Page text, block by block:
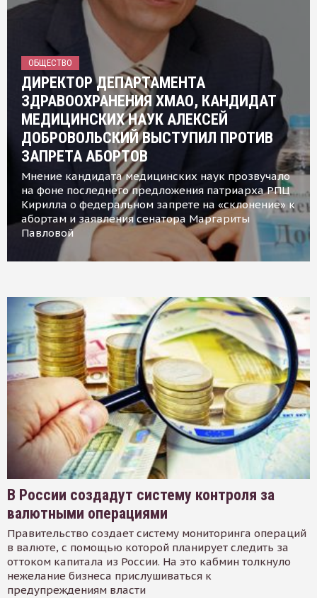
ОБЩЕСТВО
ДИРЕКТОР ДЕПАРТАМЕНТА
ЗДРАВООХРАНЕНИЯ ХМАО, КАНДИДАТ
МЕДИЦИНСКИХ НАУК АЛЕКСЕЙ
ДОБРОВОЛЬСКИЙ ВЫСТУПИЛ ПРОТИВ
ЗАПРЕТА АБОРТОВ
Мнение кандидата медицинских наук прозвучало
на фоне последнего предложения патриарха РПЦ
Кирилла о федеральном запрете на «склонение» к
абортам и заявления сенатора Маргариты
Павловой
В России создадут систему контроля за
валютными операциями
Правительство создает систему мониторинга операций
в валюте, с помощью которой планирует следить за
оттоком капитала из России. На это кабмин толкнуло
нежелание бизнеса прислушиваться к
предупреждениям власти